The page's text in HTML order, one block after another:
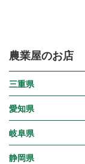
農業屋のお店
三重県
愛知県
岐阜県
静岡県